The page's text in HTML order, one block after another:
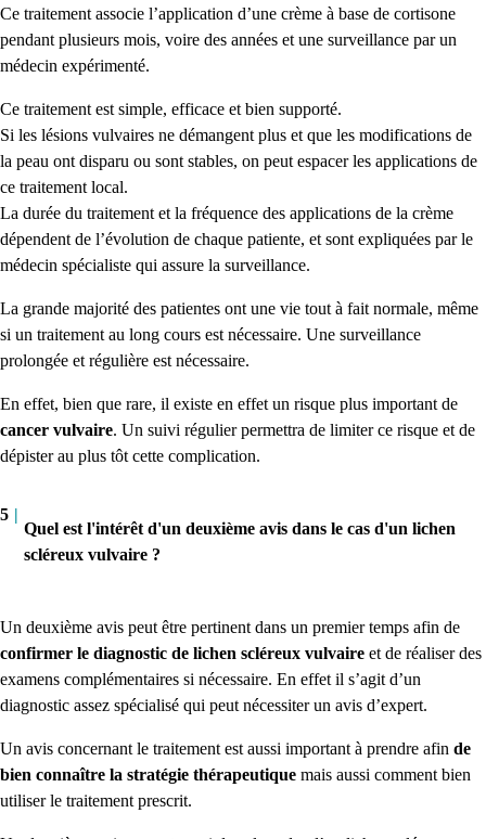
Ce traitement associe l’application d’une crème à base de cortisone
pendant plusieurs mois, voire des années et une surveillance par un
médecin expérimenté.
Ce traitement est simple, efficace et bien supporté.
Si les lésions vulvaires ne démangent plus et que les modifications de
la peau ont disparu ou sont stables, on peut espacer les applications de
ce traitement local.
La durée du traitement et la fréquence des applications de la crème
dépendent de l’évolution de chaque patiente, et sont expliquées par le
médecin spécialiste qui assure la surveillance.
La grande majorité des patientes ont une vie tout à fait normale, même
si un traitement au long cours est nécessaire. Une surveillance
prolongée et régulière est nécessaire.
En effet, bien que rare, il existe en effet un risque plus important de
cancer vulvaire. Un suivi régulier permettra de limiter ce risque et de
dépister au plus tôt cette complication.
5 |
Quel est l'intérêt d'un deuxième avis dans le cas d'un lichen
scléreux vulvaire ?
Un deuxième avis peut être pertinent dans un premier temps afin de
confirmer le diagnostic de lichen scléreux vulvaire et de réaliser des
examens complémentaires si nécessaire. En effet il s’agit d’un
diagnostic assez spécialisé qui peut nécessiter un avis d’expert.
Un avis concernant le traitement est aussi important à prendre afin de
bien connaître la stratégie thérapeutique mais aussi comment bien
utiliser le traitement prescrit.